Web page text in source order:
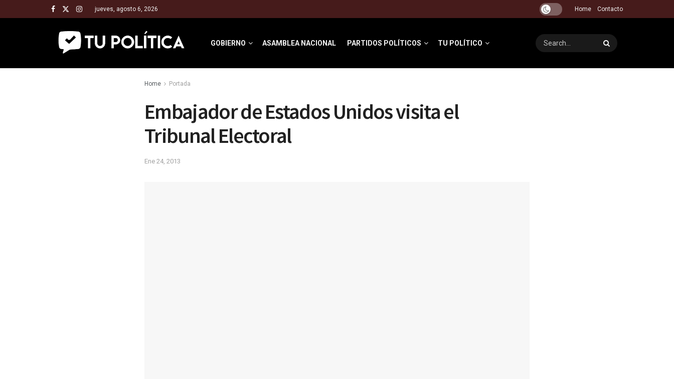
jueves, agosto 6, 2026 Home Contacto
GOBIERNO ASAMBLEA NACIONAL PARTIDOS POLÍTICOS TU POLÍTICO
Home Portada
Embajador de Estados Unidos visita el
Tribunal Electoral
Ene 24, 2013